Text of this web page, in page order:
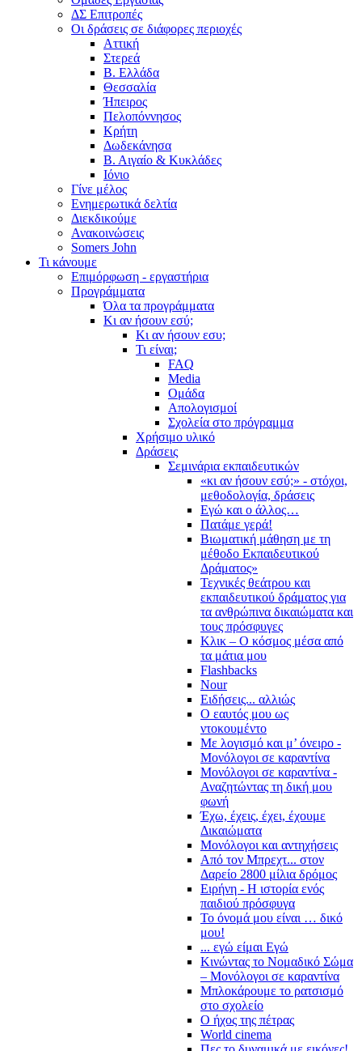
ΔΣ Επιτροπές
Οι δράσεις σε διάφορες περιοχές
Αττική
Στερεά
Β. Ελλάδα
Θεσσαλία
Ήπειρος
Πελοπόννησος
Κρήτη
Δωδεκάνησα
Β. Αιγαίο & Κυκλάδες
Ιόνιο
Γίνε μέλος
Ενημερωτικά δελτία
Διεκδικούμε
Ανακοινώσεις
Somers John
Τι κάνουμε
Επιμόρφωση - εργαστήρια
Προγράμματα
Όλα τα προγράμματα
Κι αν ήσουν εσύ;
Κι αν ήσουν εσυ;
Τι είναι;
FAQ
Media
Ομάδα
Απολογισμοί
Σχολεία στο πρόγραμμα
Χρήσιμο υλικό
Δράσεις
Σεμινάρια εκπαιδευτικών
«κι αν ήσουν εσύ;» - στόχοι,
μεθοδολογία, δράσεις
Εγώ και ο άλλος…
Πατάμε γερά!
Βιωματική μάθηση με τη
μέθοδο Εκπαιδευτικού
Δράματος»
Τεχνικές θεάτρου και
εκπαιδευτικού δράματος για
τα ανθρώπινα δικαιώματα και
τους πρόσφυγες
Κλικ – Ο κόσμος μέσα από
τα μάτια μου
Flashbacks
Nour
Ειδήσεις... αλλιώς
Ο εαυτός μου ως
ντοκουμέντο
Με λογισμό και μ’ όνειρο -
Μονόλογοι σε καραντίνα
Μονόλογοι σε καραντίνα -
Αναζητώντας τη δική μου
φωνή
Έχω, έχεις, έχει, έχουμε
Δικαιώματα
Μονόλογοι και αντηχήσεις
Από τον Μπρεχτ... στον
Δαρείο 2800 μίλια δρόμος
Ειρήνη - Η ιστορία ενός
παιδιού πρόσφυγα
Το όνομά μου είναι … δικό
μου!
... εγώ είμαι Εγώ
Κινώντας το Νομαδικό Σώμα
– Μονόλογοι σε καραντίνα
Μπλοκάρουμε το ρατσισμό
στο σχολείο
Ο ήχος της πέτρας
World cinema